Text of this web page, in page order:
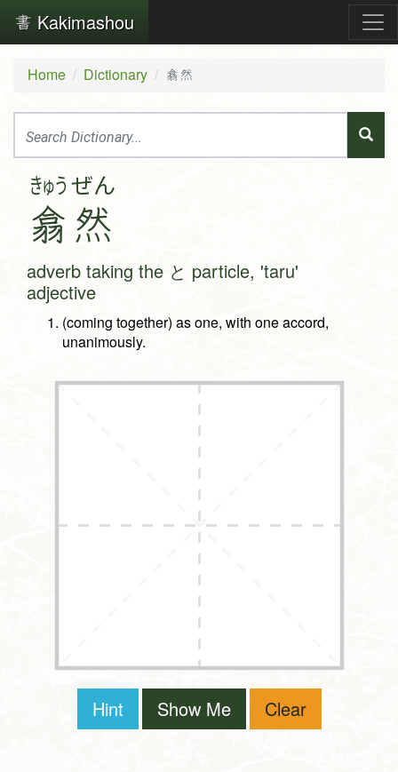
Kakimashou
Home Dictionary 翕然
きゅう
翕
ぜん
然
adverb taking the と particle, 'taru'
adjective
(coming together) as one, with one accord,
unanimously.
Hint Show Me Clear